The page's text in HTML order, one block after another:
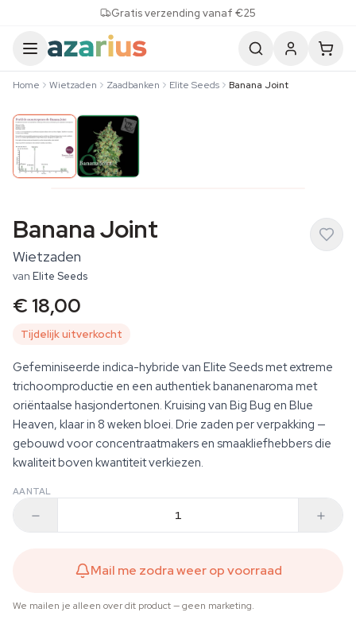
Gratis verzending vanaf €25
Home Wietzaden Zaadbanken Elite Seeds Banana Joint
Banana Joint
Wietzaden
van Elite Seeds
€ 18,00
Tijdelijk uitverkocht
Gefeminiseerde indica-hybride van Elite Seeds met extreme
trichoomproductie en een authentiek bananenaroma met
oriëntaalse hasjondertonen. Kruising van Big Bug en Blue
Heaven, klaar in 8 weken bloei. Drie zaden per verpakking —
gebouwd voor concentraatmakers en smaakliefhebbers die
kwaliteit boven kwantiteit verkiezen.
AANTAL
Mail me zodra weer op voorraad
We mailen je alleen over dit product — geen marketing.